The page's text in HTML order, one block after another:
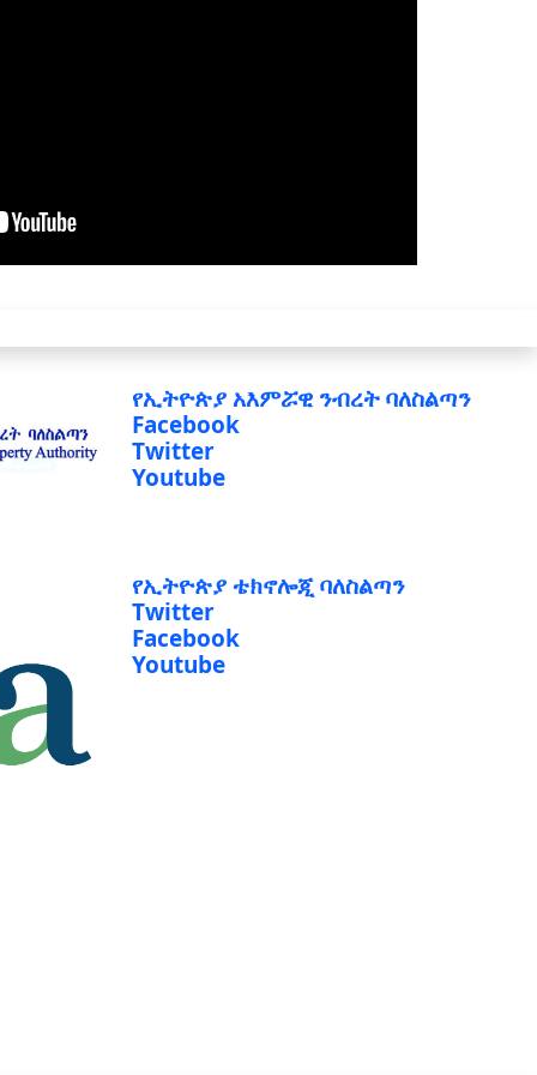
የኢትዮጵያ አእምሯዊ ንብረት ባለስልጣን
Facebook
Twitter
Youtube
የኢትዮጵያ ቴክኖሎጂ ባለስልጣን
Twitter
Facebook
Youtube